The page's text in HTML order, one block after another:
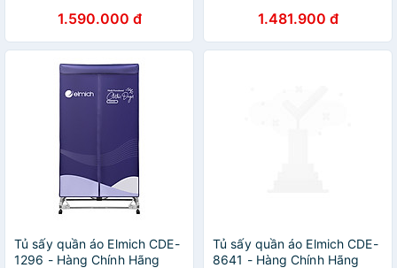
1.590.000 đ
END112IVY - Hàng chính
hãng
1.481.900 đ
Tủ sấy quần áo Elmich CDE-
1296 - Hàng Chính Hãng
Tủ sấy quần áo Elmich CDE-
8641 - Hàng Chính Hãng